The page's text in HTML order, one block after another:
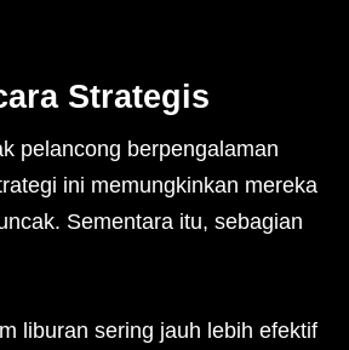
Strategis
pelancong berpengalaman
ini memungkinkan mereka
Sementara itu, sebagian
liburan sering jauh lebih efektif